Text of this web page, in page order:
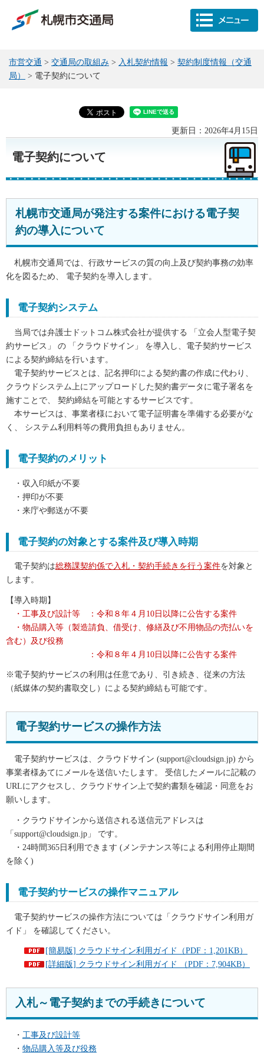
市営交通 > 交通局の取組み > 入札契約情報 > 契約制度情報（交通
局）
> 電子契約について
更新日：2026年4月15日
電子契約について
札幌市交通局が発注する案件における電子契
約の導入について
札幌市交通局では、行政サービスの質の向上及び契約事務の効率
化を図るため、 電子契約を導入します。
電子契約システム
当局では弁護士ドットコム株式会社が提供する 「立会人型電子契
約サービス」 の 「クラウドサイン」 を導入し、電子契約サービス
による契約締結を行います。
電子契約サービスとは、記名押印による契約書の作成に代わり、
クラウドシステム上にアップロードした契約書データに電子署名を
施すことで、 契約締結を可能とするサービスです。
本サービスは、事業者様において電子証明書を準備する必要がな
く、 システム利用料等の費用負担もありません。
電子契約のメリット
・収入印紙が不要
・押印が不要
・来庁や郵送が不要
電子契約の対象とする案件及び導入時期
電子契約は総務課契約係で入札・契約手続きを行う案件を対象と
します。
【導入時期】
・工事及び設計等 ：令和８年４月10日以降に公告する案件
・物品購入等（製造請負、借受け、修繕及び不用物品の売払いを
含む）及び役務
：令和８年４月10日以降に公告する案件
※電子契約サービスの利用は任意であり、引き続き、従来の方法
（紙媒体の契約書取交し）による契約締結も可能です。
電子契約サービスの操作方法
電子契約サービスは、クラウドサイン (support@cloudsign.jp) から
事業者様あてにメールを送信いたします。 受信したメールに記載の
URLにアクセスし、クラウドサイン上で契約書類を確認・同意をお
願いします。
・クラウドサインから送信される送信元アドレスは
「support@cloudsign.jp」 です。
・24時間365日利用できます (メンテナンス等による利用停止期間
を除く)
電子契約サービスの操作マニュアル
電子契約サービスの操作方法については「クラウドサイン利用ガ
イド」 を確認してください。
[簡易版] クラウドサイン利用ガイド（PDF：1,201KB）
[詳細版] クラウドサイン利用ガイド （PDF：7,904KB）
入札～電子契約までの手続きについて
・ 工事及び設計等
・ 物品購入等及び役務